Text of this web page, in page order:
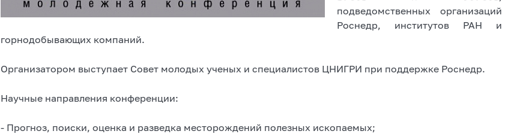
подведомственных организаций
Роснедр, институтов РАН и
горнодобывающих компаний.
Организатором выступает Совет молодых ученых и специалистов ЦНИГРИ при поддержке Роснедр.
Научные направления конференции:
- Прогноз, поиски, оценка и разведка месторождений полезных ископаемых;